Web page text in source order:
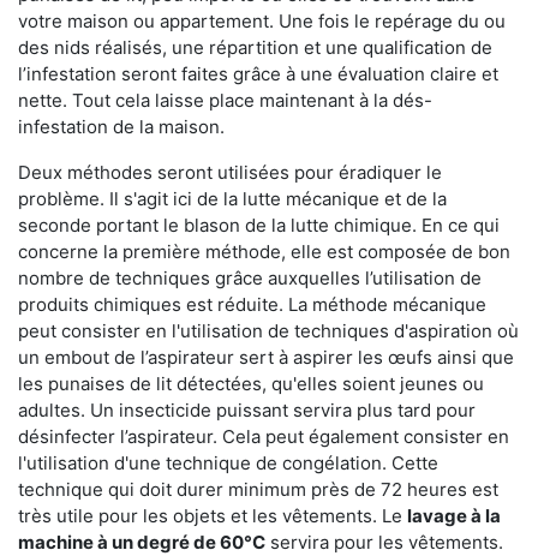
votre maison ou appartement. Une fois le repérage du ou
des nids réalisés, une répartition et une qualification de
l’infestation seront faites grâce à une évaluation claire et
nette. Tout cela laisse place maintenant à la dés-
infestation de la maison.
Deux méthodes seront utilisées pour éradiquer le
problème. Il s'agit ici de la lutte mécanique et de la
seconde portant le blason de la lutte chimique. En ce qui
concerne la première méthode, elle est composée de bon
nombre de techniques grâce auxquelles l’utilisation de
produits chimiques est réduite. La méthode mécanique
peut consister en l'utilisation de techniques d'aspiration où
un embout de l’aspirateur sert à aspirer les œufs ainsi que
les punaises de lit détectées, qu'elles soient jeunes ou
adultes. Un insecticide puissant servira plus tard pour
désinfecter l’aspirateur. Cela peut également consister en
l'utilisation d'une technique de congélation. Cette
technique qui doit durer minimum près de 72 heures est
très utile pour les objets et les vêtements. Le lavage à la
machine à un degré de 60°C servira pour les vêtements.